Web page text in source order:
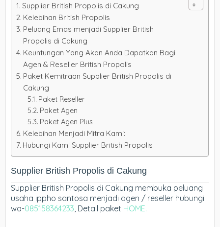
Supplier British Propolis di Cakung
Kelebihan British Propolis
Peluang Emas menjadi Supplier British
Propolis di Cakung
Keuntungan Yang Akan Anda Dapatkan Bagi
Agen & Reseller British Propolis
Paket Kemitraan Supplier British Propolis di
Cakung
Paket Reseller
Paket Agen
Paket Agen Plus
Kelebihan Menjadi Mitra Kami:
Hubungi Kami Supplier British Propolis
Supplier British Propolis di Cakung
Supplier British Propolis di Cakung membuka peluang
usaha ippho santosa menjadi agen / reseller hubungi
wa-085158364233, Detail paket HOME.